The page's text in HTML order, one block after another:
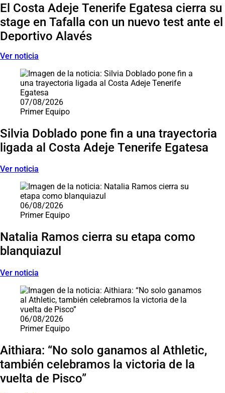
El Costa Adeje Tenerife Egatesa cierra su
stage en Tafalla con un nuevo test ante el
Deportivo Alavés
Ver noticia
07/08/2026
Primer Equipo
Silvia Doblado pone fin a una trayectoria
ligada al Costa Adeje Tenerife Egatesa
Ver noticia
06/08/2026
Primer Equipo
Natalia Ramos cierra su etapa como
blanquiazul
Ver noticia
06/08/2026
Primer Equipo
Aithiara: “No solo ganamos al Athletic,
también celebramos la victoria de la
vuelta de Pisco”